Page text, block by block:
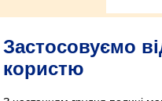
Застосовуємо
користю